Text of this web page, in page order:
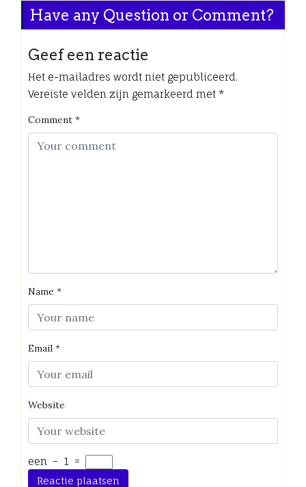
Have any Question or Comment?
Geef een reactie
Het e-mailadres wordt niet gepubliceerd.
Vereiste velden zijn gemarkeerd met *
Comment *
Name *
Email *
Website
een − 1 =